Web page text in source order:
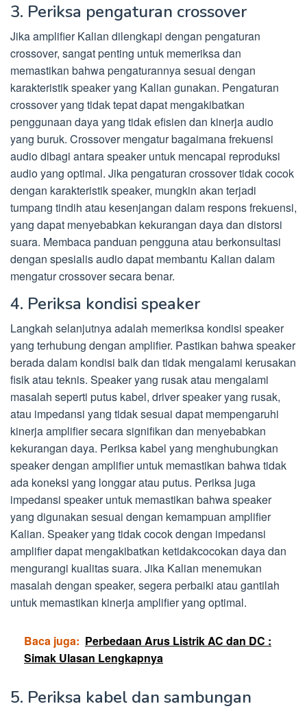
3. Periksa pengaturan crossover
Jika amplifier Kalian dilengkapi dengan pengaturan
crossover, sangat penting untuk memeriksa dan
memastikan bahwa pengaturannya sesuai dengan
karakteristik speaker yang Kalian gunakan. Pengaturan
crossover yang tidak tepat dapat mengakibatkan
penggunaan daya yang tidak efisien dan kinerja audio
yang buruk. Crossover mengatur bagaimana frekuensi
audio dibagi antara speaker untuk mencapai reproduksi
audio yang optimal. Jika pengaturan crossover tidak cocok
dengan karakteristik speaker, mungkin akan terjadi
tumpang tindih atau kesenjangan dalam respons frekuensi,
yang dapat menyebabkan kekurangan daya dan distorsi
suara. Membaca panduan pengguna atau berkonsultasi
dengan spesialis audio dapat membantu Kalian dalam
mengatur crossover secara benar.
4. Periksa kondisi speaker
Langkah selanjutnya adalah memeriksa kondisi speaker
yang terhubung dengan amplifier. Pastikan bahwa speaker
berada dalam kondisi baik dan tidak mengalami kerusakan
fisik atau teknis. Speaker yang rusak atau mengalami
masalah seperti putus kabel, driver speaker yang rusak,
atau impedansi yang tidak sesuai dapat mempengaruhi
kinerja amplifier secara signifikan dan menyebabkan
kekurangan daya. Periksa kabel yang menghubungkan
speaker dengan amplifier untuk memastikan bahwa tidak
ada koneksi yang longgar atau putus. Periksa juga
impedansi speaker untuk memastikan bahwa speaker
yang digunakan sesuai dengan kemampuan amplifier
Kalian. Speaker yang tidak cocok dengan impedansi
amplifier dapat mengakibatkan ketidakcocokan daya dan
mengurangi kualitas suara. Jika Kalian menemukan
masalah dengan speaker, segera perbaiki atau gantilah
untuk memastikan kinerja amplifier yang optimal.
Baca juga: Perbedaan Arus Listrik AC dan DC :
Simak Ulasan Lengkapnya
5. Periksa kabel dan sambungan